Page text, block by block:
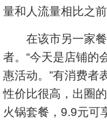
量和人流量相比之
在该市另一家餐
者。“今天是店铺的
惠活动。”有消费者
性价比很高，出圈
火锅套餐，9.9元可